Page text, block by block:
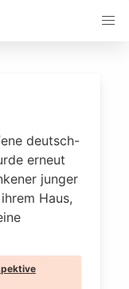
deutsch-
erneut
junger
Haus,